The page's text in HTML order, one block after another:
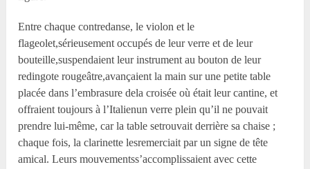
Entre chaque contredanse, le violon et le
flageolet,sérieusement occupés de leur verre et de leur
bouteille,suspendaient leur instrument au bouton de leur
redingote rougeâtre,avançaient la main sur une petite table
placée dans l’embrasure dela croisée où était leur cantine, et
offraient toujours à l’Italienun verre plein qu’il ne pouvait
prendre lui-même, car la table setrouvait derrière sa chaise ;
chaque fois, la clarinette lesremerciait par un signe de tête
amical. Leurs mouvementss’accomplissaient avec cette